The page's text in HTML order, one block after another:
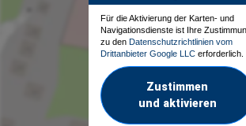
Für die Aktivierung der Karten- und
Navigationsdienste ist Ihre
zu den Datenschutzrichtlinien vom
Drittanbieter Google LLC erforderlich.
Zustimmen
und aktivieren